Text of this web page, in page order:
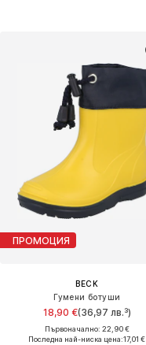
ПРОМОЦИЯ
BECK
Гумени ботуши
18,90 €(36,97 лв.³)
Първоначално: 22,90 €
Последна най-ниска цена:17,01 €